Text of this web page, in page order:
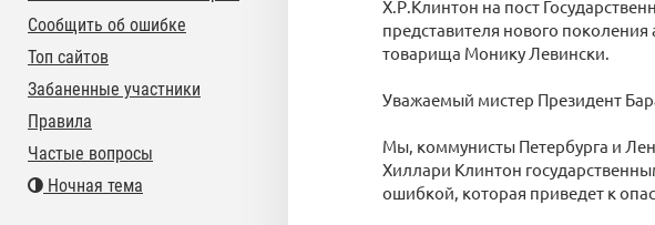
Х.Р.Клинтон на пост
представителя нового
товарища Монику Левински.
Уважаемый мистер Президент
Мы, коммунисты Петербурга и
Хиллари Клинтон
ошибкой, которая приведет к
Сообщить об ошибке
Топ сайтов
Забаненные участники
Правила
Частые вопросы
Ночная тема